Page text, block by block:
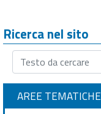
Ricerca nel sito
AREE TEMATICHE